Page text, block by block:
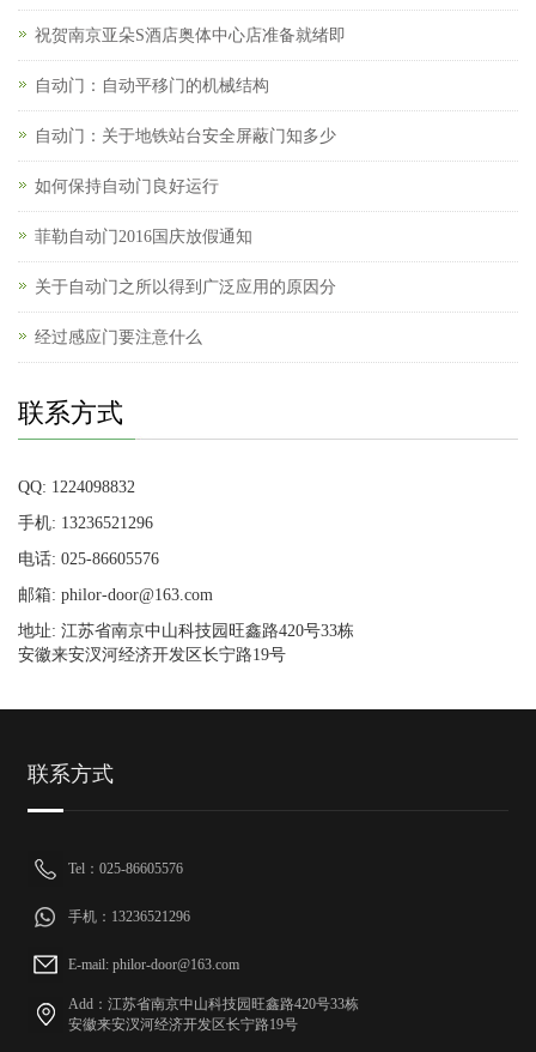
祝贺南京亚朵S酒店奥体中心店准备就绪即
自动门：自动平移门的机械结构
自动门：关于地铁站台安全屏蔽门知多少
如何保持自动门良好运行
菲勒自动门2016国庆放假通知
关于自动门之所以得到广泛应用的原因分
经过感应门要注意什么
联系方式
QQ: 1224098832
手机: 13236521296
电话: 025-86605576
邮箱: philor-door@163.com
地址: 江苏省南京中山科技园旺鑫路420号33栋
安徽来安汊河经济开发区长宁路19号
联系方式
Tel：025-86605576
手机：13236521296
E-mail: philor-door@163.com
Add：江苏省南京中山科技园旺鑫路420号33栋
安徽来安汊河经济开发区长宁路19号